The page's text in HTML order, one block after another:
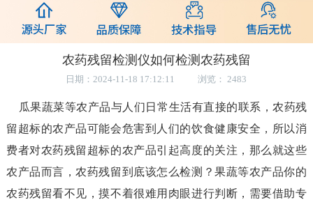
农药残留检测仪如何检测农药残留
日期：2024-11-18 17:12:11 浏览： 2483
瓜果蔬菜等农产品与人们日常生活有直接的联系，农药残
留超标的农产品可能会危害到人们的饮食健康安全，所以消
费者对农药残留超标的农产品引起高度的关注，那么就这些
农产品而言，农药残留到底该怎么检测？果蔬等农产品你的
农药残留看不见，摸不着很难用肉眼进行判断，需要借助专